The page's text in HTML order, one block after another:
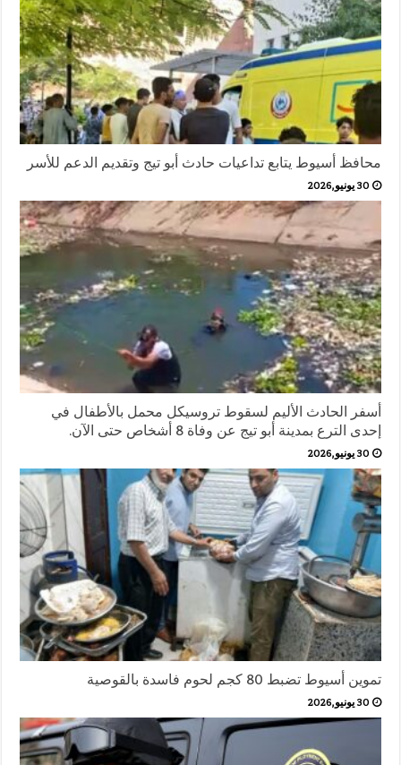
محافظ أسيوط يتابع تداعيات حادث أبو تيج وتقديم الدعم للأسر
30 يونيو,2026
أسفر الحادث الأليم لسقوط تروسيكل محمل بالأطفال في
إحدى الترع بمدينة أبو تيج عن وفاة 8 أشخاص حتى الآن.
30 يونيو,2026
تموين أسيوط تضبط 80 كجم لحوم فاسدة بالقوصية
30 يونيو,2026